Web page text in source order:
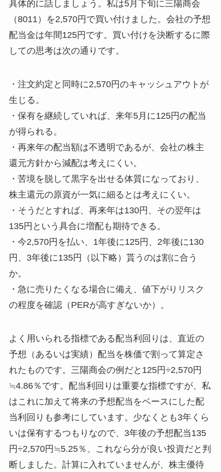
具体的に話しましょう。私は5月下旬に三陽商会
（8011）を2,570円で買い付けました。会社の予想
配当金は年間125円です。買い付けを決断するに際
しての思考は次の通りです。
・注文約定と同時に2,570円のキャッシュアウトが
生じる。
・保有を継続していれば、来年5月に125円の配当
が得られる。
・再来年の配当額は不透明であるが、会社の株主
還元方針から減配は考えにくい。
・苦境を脱して黒字を出せる体質になっており、
株主還元の原資が一気に細るとは考えにくい。
・そうだとすれば、再来年は130円、その翌年は
135円という具合に増配も期待できる。
・今2,570円を払い、1年後に125円、2年後に130
円、3年後に135円（以下略）貰うのは割に合う
か。
・急に売りたくなる場合に備え、値下がりリスク
の程度を確認（PERが高すぎないか）。
よく用いられる指標である配当利回りは、直近の
予想（あるいは実績）配当を株価で割って算定さ
れたものです。三陽商会の例だと125円÷2,570円
≒4.86％です。配当利回りは重要な指標ですが、私
はこれに加えて将来の予想配当をベースにした配
当利回りも参考にしています。少なくとも3年くら
いは保有するつもりなので、3年後の予想配当135
円÷2,570円≒5.25％、これなら分が良い投資だと判
断しました。計算に入れていませんが、株主優待